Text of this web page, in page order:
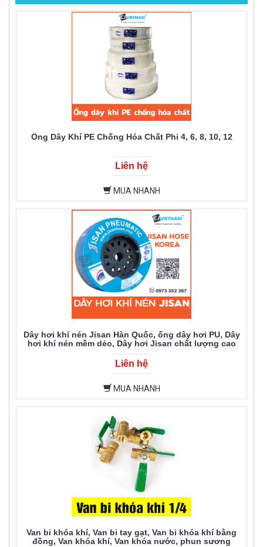
Ống Dây Khí PE Chống Hóa Chất Phi 4, 6, 8, 10, 12
Liên hệ
MUA NHANH
Dây hơi khí nén Jisan Hàn Quốc, ống dây hơi PU, Dây
hơi khí nén mềm dẻo, Dây hơi Jisan chất lượng cao
Liên hệ
MUA NHANH
Van bi khóa khí, Van bi tay gạt, Van bi khóa khí bằng
đồng, Van khóa khí, Van khóa nước, phun sương